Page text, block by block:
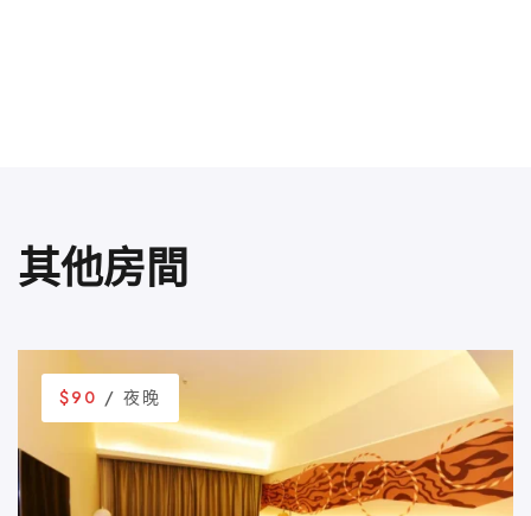
其他房間
$90 / 夜晚